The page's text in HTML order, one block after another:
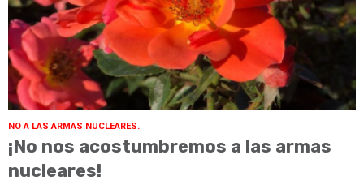
NO A LAS ARMAS NUCLEARES.
¡No nos acostumbremos a las armas
nucleares!